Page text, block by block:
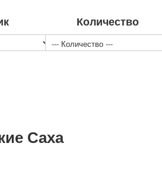
Количество
Саха